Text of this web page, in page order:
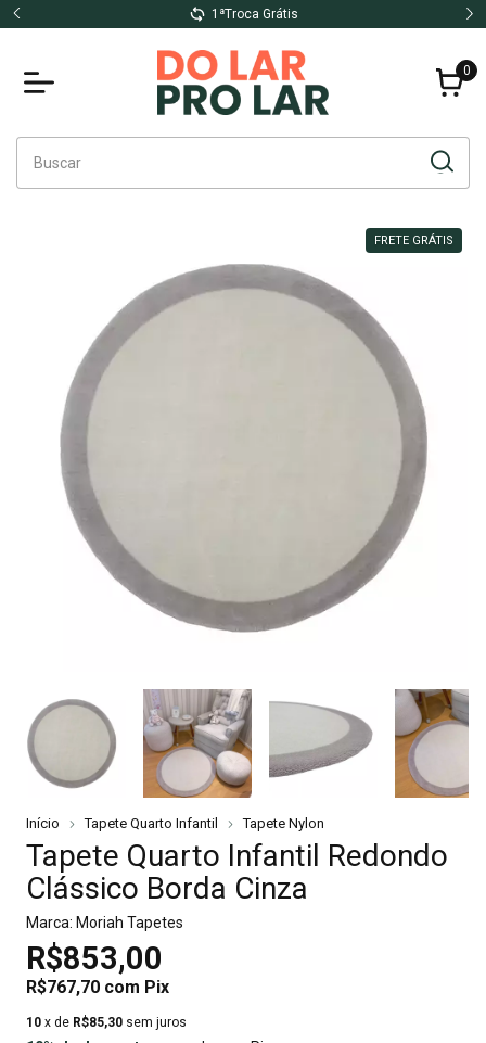
1ªTroca Grátis
0
FRETE GRÁTIS
Início Tapete Quarto Infantil Tapete Nylon
Tapete Quarto Infantil Redondo
Clássico Borda Cinza
Marca: Moriah Tapetes
R$853,00
R$767,70 com Pix
10 x de R$85,30 sem juros